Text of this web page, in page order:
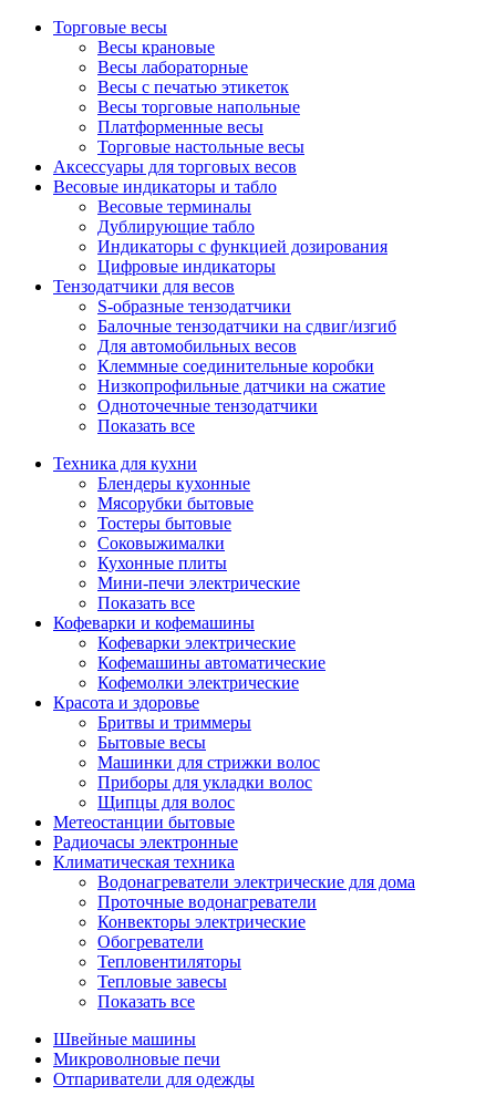
Торговые весы
Весы крановые
Весы лабораторные
Весы с печатью этикеток
Весы торговые напольные
Платформенные весы
Торговые настольные весы
Аксессуары для торговых весов
Весовые индикаторы и табло
Весовые терминалы
Дублирующие табло
Индикаторы с функцией дозирования
Цифровые индикаторы
Тензодатчики для весов
S-образные тензодатчики
Балочные тензодатчики на сдвиг/изгиб
Для автомобильных весов
Клеммные соединительные коробки
Низкопрофильные датчики на сжатие
Одноточечные тензодатчики
Показать все
Техника для кухни
Блендеры кухонные
Мясорубки бытовые
Тостеры бытовые
Соковыжималки
Кухонные плиты
Мини-печи электрические
Показать все
Кофеварки и кофемашины
Кофеварки электрические
Кофемашины автоматические
Кофемолки электрические
Красота и здоровье
Бритвы и триммеры
Бытовые весы
Машинки для стрижки волос
Приборы для укладки волос
Щипцы для волос
Метеостанции бытовые
Радиочасы электронные
Климатическая техника
Водонагреватели электрические для дома
Проточные водонагреватели
Конвекторы электрические
Обогреватели
Тепловентиляторы
Тепловые завесы
Показать все
Швейные машины
Микроволновые печи
Отпариватели для одежды